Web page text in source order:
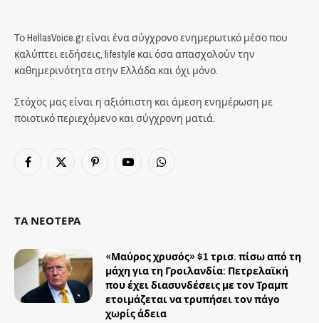
Το HellasVoice.gr είναι ένα σύγχρονο ενημερωτικό μέσο που
καλύπτει ειδήσεις, lifestyle και όσα απασχολούν την
καθημερινότητα στην Ελλάδα και όχι μόνο.
Στόχος μας είναι η αξιόπιστη και άμεση ενημέρωση με
ποιοτικό περιεχόμενο και σύγχρονη ματιά.
Facebook
X
PinterestYouTubeWhatsApp
ΤΑ ΝΕΟΤΕΡΑ
«Μαύρος χρυσός» $1 τρισ. πίσω από τη
μάχη για τη Γροιλανδία: Πετρελαϊκή
που έχει διασυνδέσεις με τον Τραμπ
ετοιμάζεται να τρυπήσει τον πάγο
χωρίς άδεια